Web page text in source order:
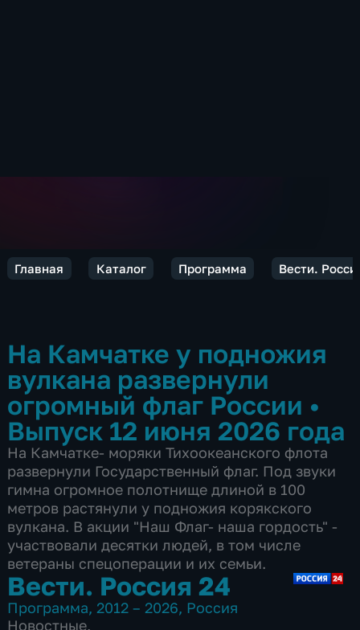
Главная Каталог Программа Вести.
На Камчатке у подножия
вулкана развернули
огромный флаг России •
Выпуск 12 июня 2026 года
На Камчатке- моряки Тихоокеанского флота
развернули Государственный флаг. Под звуки
гимна огромное полотнище длиной в 100
метров растянули у подножия корякского
вулкана. В акции "Наш Флаг- наша гордость" -
участвовали десятки людей, в том числе
ветераны спецоперации и их семьи.
Вести. Россия 24
Программа, 2012 – 2026, Россия
Новостные,